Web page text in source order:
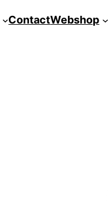
ContactWebshop